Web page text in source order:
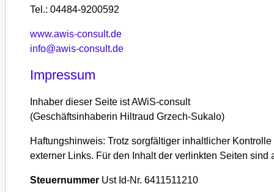
Tel.: 04484-9200592
www.awis-consult.de
info@awis-consult.de
Impressum
Inhaber dieser Seite ist AWiS-consult
(Geschäftsinhaberin Hiltraud Grzech-Sukalo)
Haftungshinweis: Trotz sorgfältiger inhaltlicher
externer Links. Für den Inhalt der verlinkten Seiten
Steuernummer Ust Id-Nr. 6411511210